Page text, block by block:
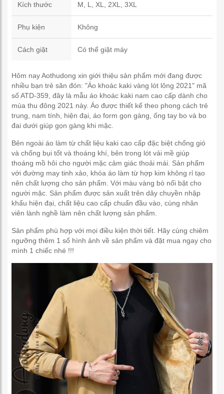
Kích thước M, L, XL, 2XL, 3XL
Phụ kiện Không
Cách giặt Có thể giặt máy
Hôm nay Aothudong xin giới thiệu sản phẩm mới đang được
nhiều bạn trẻ săn đón: "Áo khoác kaki vàng lót lông 2021" mã
số ATD-359, đây là mẫu áo khoác kaki nam cao cấp dành cho
mùa thu đông 2021 này. Áo được thiết kế theo phong cách trẻ
trung, nam tính, hiện đại, áo form gọn gàng, ống tay bo và bo
đai dưới giúp gọn gàng khi mặc.
Bên ngoài áo làm từ chất liệu kaki cao cấp đặc biệt chống gió
và chống bụi tốt và thoáng khí, bên trong lót vải mề giúp
thoáng mồ hôi cho người mặc cảm giác thoải mái. Sản phẩm
với đường may tinh xảo, khóa áo làm từ hợp kim không rỉ tạo
nên chất lượng cho sản phẩm. Với màu vàng bò nổi bật cho
người mặc. Sản phẩm được sản xuất trên dây chuyền nhập
khẩu hiện đại, chất liệu cao cấp chuẩn đầu vào, cùng nhân
viên lành nghề làm nên chất lượng sản phẩm.
Sản phẩm phù hợp với mọi điều kiện thời tiết. Hãy cùng chiêm
ngưỡng thêm 1 số hình ảnh về sản phẩm và đặt mua ngay cho
mình 1 chiếc nhé !!!